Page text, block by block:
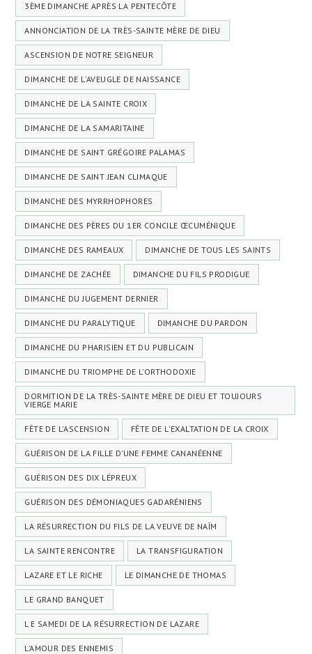
3ÈME DIMANCHE APRÈS LA PENTECÔTE
ANNONCIATION DE LA TRÈS-SAINTE MÈRE DE DIEU
ASCENSION DE NOTRE SEIGNEUR
DIMANCHE DE L'AVEUGLE DE NAISSANCE
DIMANCHE DE LA SAINTE CROIX
DIMANCHE DE LA SAMARITAINE
DIMANCHE DE SAINT GRÉGOIRE PALAMAS
DIMANCHE DE SAINT JEAN CLIMAQUE
DIMANCHE DES MYRRHOPHORES
DIMANCHE DES PÈRES DU 1ER CONCILE ŒCUMÉNIQUE
DIMANCHE DES RAMEAUX DIMANCHE DE TOUS LES SAINTS
DIMANCHE DE ZACHÉE DIMANCHE DU FILS PRODIGUE
DIMANCHE DU JUGEMENT DERNIER
DIMANCHE DU PARALYTIQUE DIMANCHE DU PARDON
DIMANCHE DU PHARISIEN ET DU PUBLICAIN
DIMANCHE DU TRIOMPHE DE L’ORTHODOXIE
DORMITION DE LA TRÈS-SAINTE MÈRE DE DIEU ET TOUJOURS
VIERGE MARIE
FÊTE DE L'ASCENSION FÊTE DE L'EXALTATION DE LA CROIX
GUÉRISON DE LA FILLE D’UNE FEMME CANANÉENNE
GUÉRISON DES DIX LÉPREUX
GUÉRISON DES DÉMONIAQUES GADARÉNIENS
LA RÉSURRECTION DU FILS DE LA VEUVE DE NAÏM
LA SAINTE RENCONTRE LA TRANSFIGURATION
LAZARE ET LE RICHE LE DIMANCHE DE THOMAS
LE GRAND BANQUET
L E SAMEDI DE LA RÉSURRECTION DE LAZARE
L’AMOUR DES ENNEMIS